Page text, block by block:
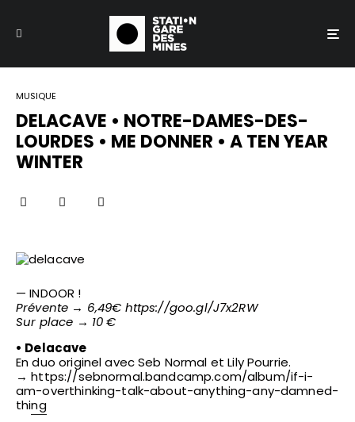
MUSIQUE
DELACAVE • NOTRE-DAMES-DES-
LOURDES • ME DONNER • A TEN YEAR
WINTER
— INDOOR !
Prévente → 6,49€ https://goo.gl/J7x2RW
Sur place → 10 €
• Delacave
En duo originel avec Seb Normal et Lily Pourrie.
→https://sebnormal.bandcamp.com/album/if-i-
am-overthinking-talk-about-anything-any-damned-
thing